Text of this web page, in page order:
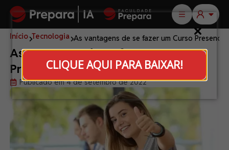
CLIQUE AQUI PARA BAIXAR!
Início Tecnologia As vantagens de se fazer um Curso
As vantagens de se fazer um Curso
Presencial nos dias de hoje
Publicado em 4 de setembro de 2022